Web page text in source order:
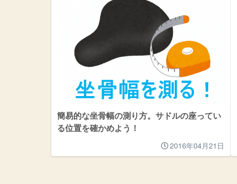
簡易的な坐骨幅の測り方。サドルの座ってい
る位置を確かめよう！
2016年04月21日